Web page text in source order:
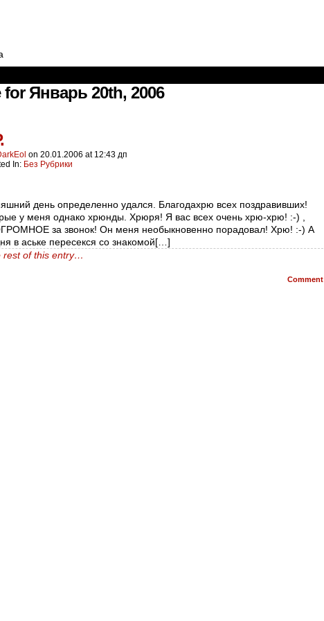
for Январь 20th, 2006
on 20.01.2006 at 12:43 дп
In: Без Рубрики
день определенно удался. Благодахрю всех поздравивших!
у меня однако хрюнды. Хрюря! Я вас всех очень хрю-хрю! :-) ,
за звонок! Он меня необыкновенно порадовал! Хрю! :-) А
в аське пересекся со знакомой[…]
rest of this entry…
Comment